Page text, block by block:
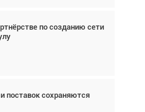
по созданию сети
поставок сохраняются
Дэйв Кох: «Фотография
ИИ всё портит»
трафик